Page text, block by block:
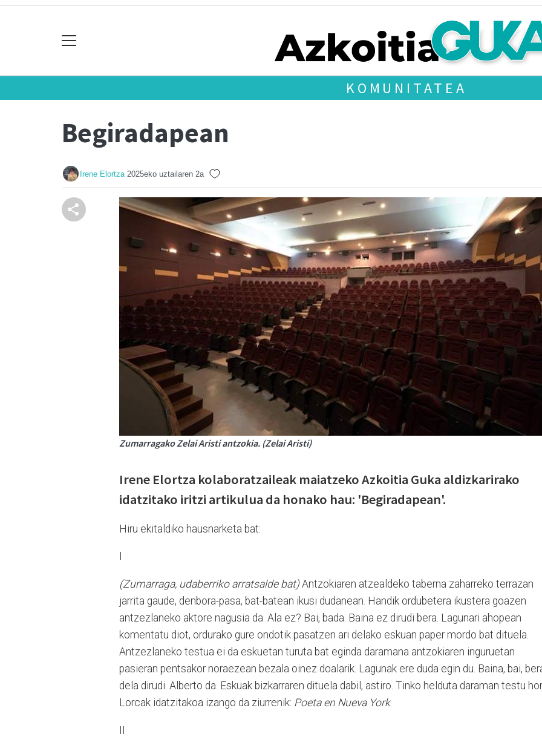
KOMUNITATEA
Begiradapean
Irene Elortza 2025eko uztailaren 2a
Zumarragako Zelai Aristi antzokia. (Zelai Aristi)
Irene Elortza kolaboratzaileak maiatzeko Azkoitia Guka aldizkarirako
idatzitako iritzi artikulua da honako hau: 'Begiradapean'.
Hiru ekitaldiko hausnarketa bat:
(Zumarraga, udaberriko arratsalde bat) Antzokiaren atzealdeko taberna zaharreko terrazan
jarrita gaude, denbora-pasa, bat-batean ikusi dudanean. Handik ordubetera ikustera goazen
antzezlaneko aktore nagusia da. Ala ez? Bai, bada. Baina ez dirudi bera. Lagunari ahopean
komentatu diot, ordurako gure ondotik pasatzen ari delako eskuan paper mordo bat dituela.
Antzezlaneko testua ei da eskuetan turuta bat eginda daramana antzokiaren inguruetan
pasieran pentsakor noraezean bezala oinez doalarik. Lagunak ere duda egin du. Baina, bai,
dela dirudi. Alberto da. Eskuak bizkarraren dituela dabil, astiro. Tinko helduta daraman testu
Lorcak idatzitakoa izango da ziurrenik: Poeta en Nueva York.
II